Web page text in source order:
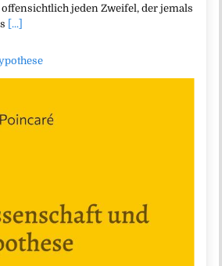
offensichtlich jeden Zweifel, der jemals
[...]